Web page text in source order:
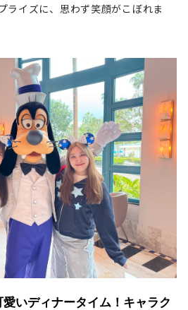
ライズに、思わず笑顔がこぼれま
いディナータイム！キャラク